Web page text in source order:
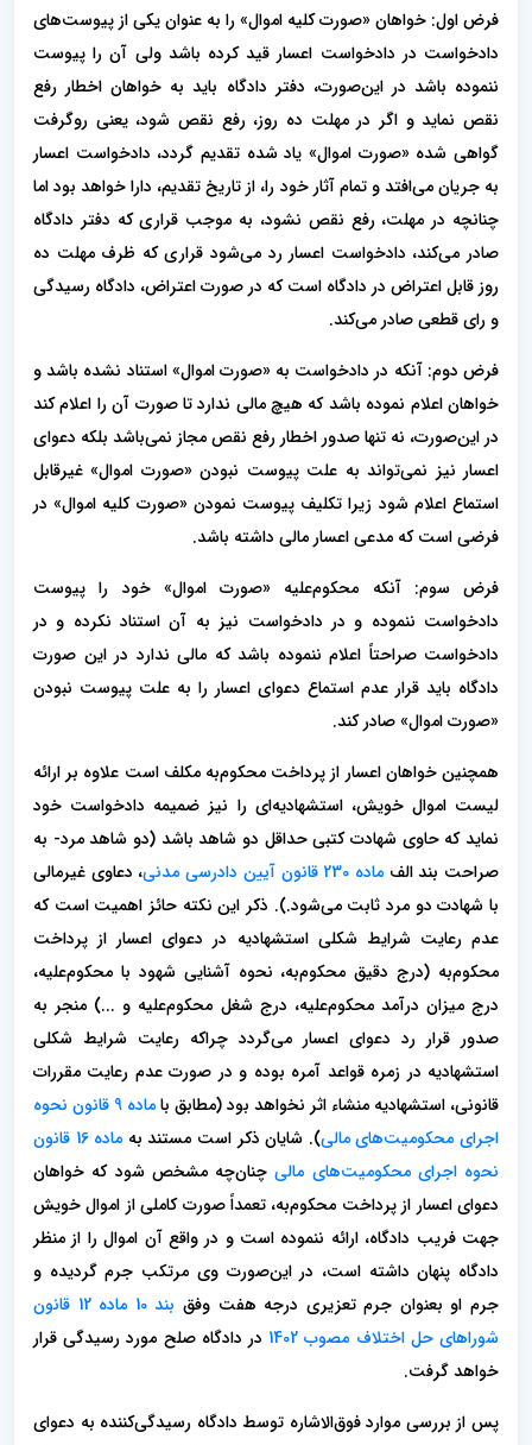
فرض اول: خواهان «صورت کلیه اموال» را به عنوان یکی از پیوست‌های
دادخواست در دادخواست اعسار قید کرده باشد ولی آن را پیوست
ننموده باشد در این‌صورت، دفتر دادگاه باید به خواهان اخطار رفع
نقص نماید و اگر در مهلت ده روز، رفع نقص شود، یعنى روگرفت
گواهی شده «صورت اموال» یاد شده تقدیم گردد، دادخواست اعسار
به جریان مى‌افتد و تمام آثار خود را، از تاریخ تقدیم، دارا خواهد بود اما
چنانچه در مهلت، رفع نقص نشود، به موجب قرارى که دفتر دادگاه
صادر مى‌کند، دادخواست اعسار رد مى‌شود قرارى که ظرف مهلت ده
روز قابل اعتراض در دادگاه است که در صورت اعتراض، دادگاه رسیدگی
و رای قطعى صادر مى‌کند.
فرض دوم: آنکه در دادخواست به «صورت اموال» استناد نشده باشد و
خواهان اعلام نموده باشد که هیچ مالى ندارد تا صورت آن را اعلام کند
در این‌صورت، نه تنها صدور اخطار رفع نقص مجاز نمى‌باشد بلکه دعواى
اعسار نیز نمى‌تواند به علت پیوست نبودن «صورت اموال» غیرقابل
استماع اعلام شود زیرا تکلیف پیوست نمودن «صورت کلیه اموال» در
فرضى است که مدعى اعسار مالى داشته باشد.
فرض سوم: آنکه محکوم‌علیه «صورت اموال» خود را پیوست
دادخواست ننموده و در دادخواست نیز به آن استناد نکرده و در
دادخواست صراحتاً اعلام ننموده باشد که مالى ندارد در این صورت
دادگاه باید قرار عدم استماع دعواى اعسار را به علت پیوست نبودن
«صورت اموال» صادر کند.
همچنین خواهان اعسار از پرداخت محکوم‌به مکلف است علاوه بر ارائه
لیست اموال خویش، استشهادیه‌ای را نیز ضمیمه دادخواست خود
نماید که حاوی شهادت کتبی حداقل دو شاهد باشد (دو شاهد مرد- به
صراحت بند الفماده 230 قانون آیین دادرسی مدنی
، دعاوی غیرمالی
با شهادت دو مرد ثابت می‌شود.). ذکر این نکته حائز اهمیت است که
عدم رعایت شرایط شکلی استشهادیه در دعوای اعسار از پرداخت
محکوم‌به (درج دقیق محکوم‌به، نحوه آشنایی شهود با محکوم‌علیه،
درج میزان درآمد محکوم‌علیه، درج شغل محکوم‌علیه و ...) منجر به
صدور قرار رد دعوای اعسار می‌گردد چراکه رعایت شرایط شکلی
استشهادیه در زمره قواعد آمره بوده و در صورت عدم رعایت مقررات
قانونی، استشهادیه منشاء اثر نخواهد بود (مطابق با
ماده 9 قانون نحوه
اجرای محکومیت‌های مالی). شایان ذکر است مستند به
ماده 16 قانون
نحوه اجرای محکومیت‌های مالیچنان‌چه مشخص شود که خواهان
دعوای اعسار از پرداخت محکوم‌به، تعمداً صورت کاملی از اموال خویش
جهت فریب دادگاه، ارائه ننموده است و در واقع آن اموال را از منظر
دادگاه پنهان داشته است، در این‌صورت وی مرتکب جرم گردیده و
جرم او بعنوان جرم تعزیری درجه هفت وفق
بند 10 ماده 12 قانون
شوراهای حل اختلاف مصوب 1402
در دادگاه صلح مورد رسیدگی قرار
خواهد گرفت.
پس از بررسی موارد فوق‌الاشاره توسط دادگاه رسیدگی‌کننده به دعوای